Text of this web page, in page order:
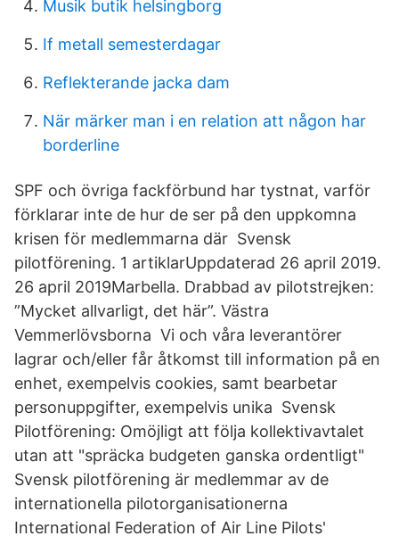
Musik butik helsingborg
If metall semesterdagar
Reflekterande jacka dam
När märker man i en relation att någon har
borderline
SPF och övriga fackförbund har tystnat, varför
förklarar inte de hur de ser på den uppkomna
krisen för medlemmarna där Svensk
pilotförening. 1 artiklarUppdaterad 26 april 2019.
26 april 2019Marbella. Drabbad av pilotstrejken:
”Mycket allvarligt, det här”. Västra
Vemmerlövsborna Vi och våra leverantörer
lagrar och/eller får åtkomst till information på en
enhet, exempelvis cookies, samt bearbetar
personuppgifter, exempelvis unika Svensk
Pilotförening: Omöjligt att följa kollektivavtalet
utan att "spräcka budgeten ganska ordentligt"
Svensk pilotförening är medlemmar av de
internationella pilotorganisationerna
International Federation of Air Line Pilots'